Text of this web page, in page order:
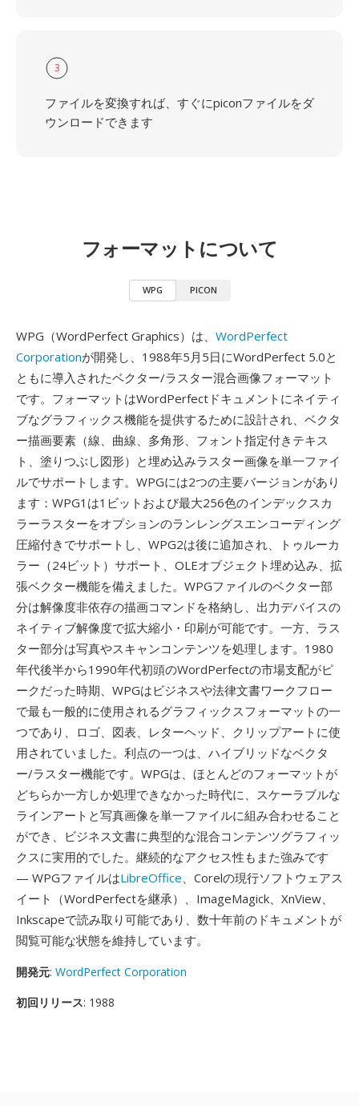
3
ファイルを変換すれば、すぐにpiconファイルをダ
ウンロードできます
フォーマットについて
WPG PICON
WPG（WordPerfect Graphics）は、 WordPerfect
Corporationが開発し、1988年5月5日にWordPerfect 5.0と
ともに導入されたベクター/ラスター混合画像フォーマット
です。フォーマットはWordPerfectドキュメントにネイティ
ブなグラフィックス機能を提供するために設計され、ベクタ
ー描画要素（線、曲線、多角形、フォント指定付きテキス
ト、塗りつぶし図形）と埋め込みラスター画像を単一ファイ
ルでサポートします。WPGには2つの主要バージョンがあり
ます：WPG1は1ビットおよび最大256色のインデックスカ
ラーラスターをオプションのランレングスエンコーディング
圧縮付きでサポートし、WPG2は後に追加され、トゥルーカ
ラー（24ビット）サポート、OLEオブジェクト埋め込み、拡
張ベクター機能を備えました。WPGファイルのベクター部
分は解像度非依存の描画コマンドを格納し、出力デバイスの
ネイティブ解像度で拡大縮小・印刷が可能です。一方、ラス
ター部分は写真やスキャンコンテンツを処理します。1980
年代後半から1990年代初頭のWordPerfectの市場支配がピ
ークだった時期、WPGはビジネスや法律文書ワークフロー
で最も一般的に使用されるグラフィックスフォーマットの一
つであり、ロゴ、図表、レターヘッド、クリップアートに使
用されていました。利点の一つは、ハイブリッドなベクタ
ー/ラスター機能です。WPGは、ほとんどのフォーマットが
どちらか一方しか処理できなかった時代に、スケーラブルな
ラインアートと写真画像を単一ファイルに組み合わせること
ができ、ビジネス文書に典型的な混合コンテンツグラフィッ
クスに実用的でした。継続的なアクセス性もまた強みです
— WPGファイルはLibreOffice、Corelの現行ソフトウェアス
イート（WordPerfectを継承）、ImageMagick、XnView、
Inkscapeで読み取り可能であり、数十年前のドキュメントが
閲覧可能な状態を維持しています。
開発元: WordPerfect Corporation
初回リリース: 1988